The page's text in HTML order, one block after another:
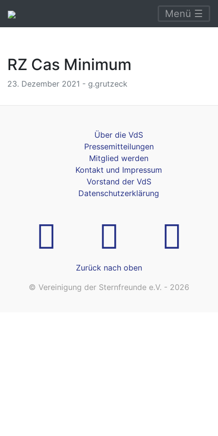
Menü ☰
RZ Cas Minimum
23. Dezember 2021 - g.grutzeck
Über die VdS
Pressemitteilungen
Mitglied werden
Kontakt und Impressum
Vorstand der VdS
Datenschutzerklärung
Zurück nach oben
© Vereinigung der Sternfreunde e.V. - 2026